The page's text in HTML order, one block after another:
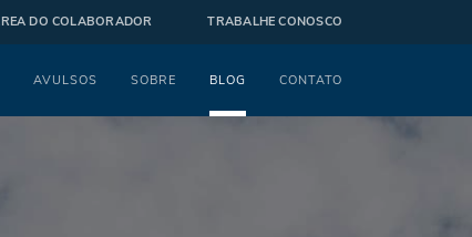
DO COLABORADOR TRABALHE CONOSCO
AVULSOS SOBRE BLOG CONTATO